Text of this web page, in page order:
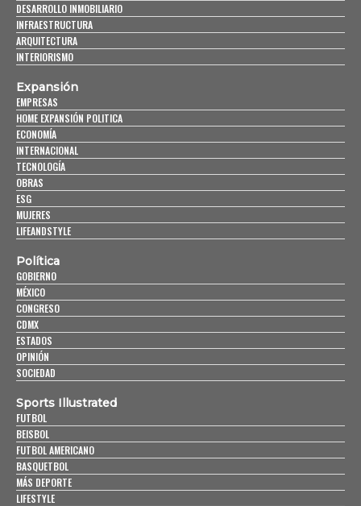
DESARROLLO INMOBILIARIO
INFRAESTRUCTURA
ARQUITECTURA
INTERIORISMO
Expansión
EMPRESAS
HOME EXPANSIÓN POLITICA
ECONOMÍA
INTERNACIONAL
TECNOLOGÍA
OBRAS
ESG
MUJERES
LIFEANDSTYLE
Política
GOBIERNO
MÉXICO
CONGRESO
CDMX
ESTADOS
OPINIÓN
SOCIEDAD
Sports Illustrated
FUTBOL
BEISBOL
FUTBOL AMERICANO
BASQUETBOL
MÁS DEPORTE
LIFESTYLE